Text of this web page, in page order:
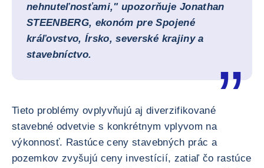
nehnuteľnosťami," upozorňuje Jonathan
STEENBERG, ekonóm pre Spojené
kráľovstvo, Írsko, severské krajiny a
stavebníctvo.
Tieto problémy ovplyvňujú aj diverzifikované
stavebné odvetvie s konkrétnym vplyvom na
výkonnosť. Rastúce ceny stavebných prác a
pozemkov zvyšujú ceny investícií, zatiaľ čo rastúce